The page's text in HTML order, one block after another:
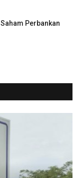
Perbankan